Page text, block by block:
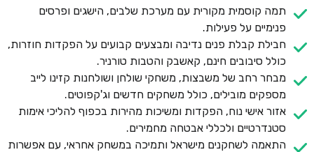
תמה קוסמית מקורית עם מערכת שלבים, הישגים ופרסים
פנימיים על פעילות.
חבילת קבלת פנים נדיבה ומבצעים קבועים על הפקדות חוזרות,
כולל סיבובים חינם, קאשבק והטבות טורניר.
מבחר רחב של משבצות, משחקי שולחן ושולחנות קזינו לייב
מספקים מובילים, כולל משחקים חדשים וג'קפוטים.
אזור אישי נוח, הפקדות ומשיכות מהירות בכפוף להליכי אימות
סטנדרטיים ולכללי אבטחה מחמירים.
התאמה לשחקנים מישראל ותמיכה במשחק אחראי, עם אפשרות